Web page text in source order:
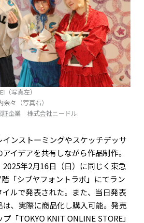
写真左）
々（写真右）
証企業 株式会社ニードル
ンストーミングやスケッチデッサ
イデアを共有しながら作品制作。
年2月16日（日）に同じく東急
「シブヤフォントラボ」にてラン
ルで発表された。また、当日発表
は、実際に商品化し購入可能。発売
「TOKYO KNIT ONLINE STORE」